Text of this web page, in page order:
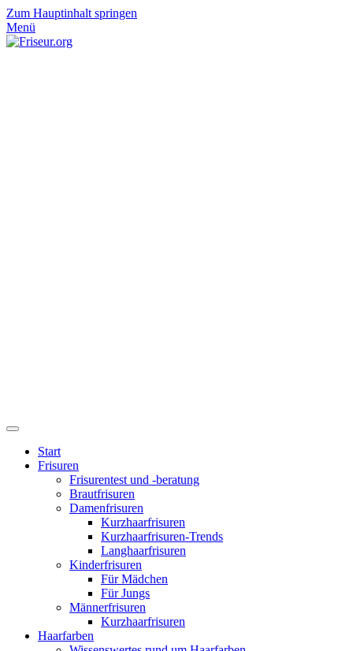
Zum Hauptinhalt springen
Menü
Start
Frisuren
Frisurentest und -beratung
Brautfrisuren
Damenfrisuren
Kurzhaarfrisuren
Kurzhaarfrisuren-Trends
Langhaarfrisuren
Kinderfrisuren
Für Mädchen
Für Jungs
Männerfrisuren
Kurzhaarfrisuren
Haarfarben